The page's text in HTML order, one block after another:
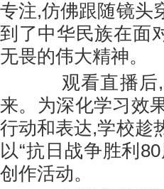
专注,仿佛跟随镜头
到了中华民族在面
无畏的伟大精神。
观看直播后,
来。为深化学习效
行动和表达,学校趁
以“抗日战争胜利
创作活动。